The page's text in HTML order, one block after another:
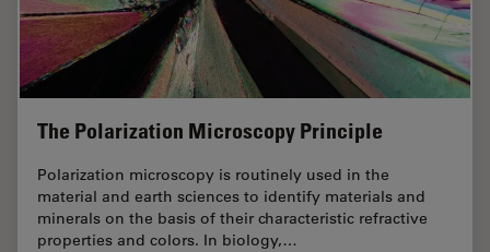
The Polarization Microscopy Principle
Polarization microscopy is routinely used in the
material and earth sciences to identify materials and
minerals on the basis of their characteristic refractive
properties and colors. In biology,…